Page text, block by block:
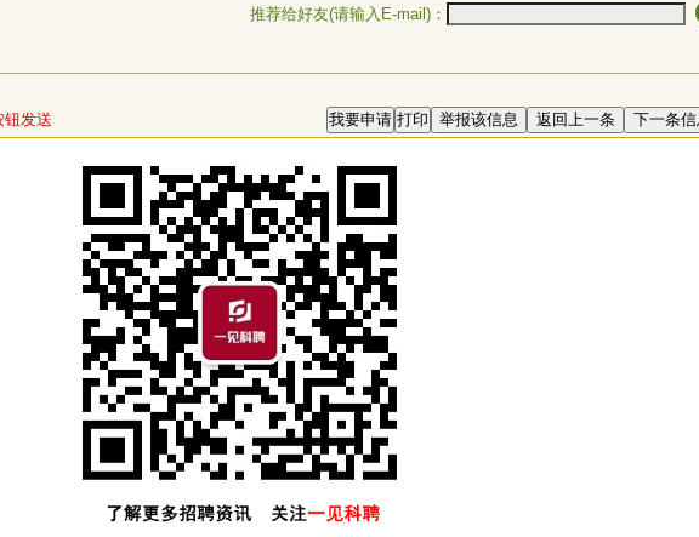
推荐给好友(请输入E-mail)：
钮发送